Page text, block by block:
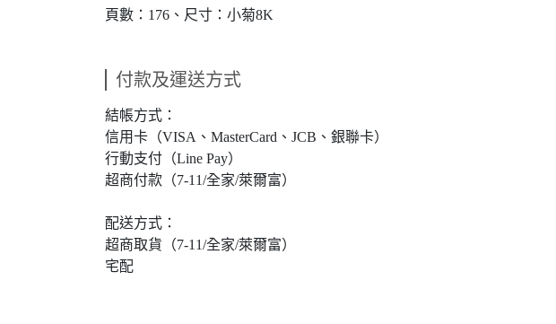
頁數：176、尺寸：小菊8K
付款及運送方式
結帳方式：
信用卡（VISA、MasterCard、JCB、銀聯卡）
行動支付（Line Pay）
超商付款（7-11/全家/萊爾富）
配送方式：
超商取貨（7-11/全家/萊爾富）
宅配